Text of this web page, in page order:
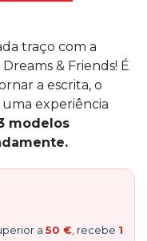
traço com a
& Friends! É
a escrita, o
experiência
modelos
a 50 € , recebe 1